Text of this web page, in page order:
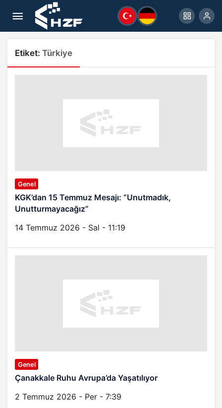
Etiket: Türkiye
Genel
KGK’dan 15 Temmuz Mesajı: “Unutmadık,
Unutturmayacağız”
14 Temmuz 2026 - Sal - 11:19
Genel
Çanakkale Ruhu Avrupa’da Yaşatılıyor
2 Temmuz 2026 - Per - 7:39